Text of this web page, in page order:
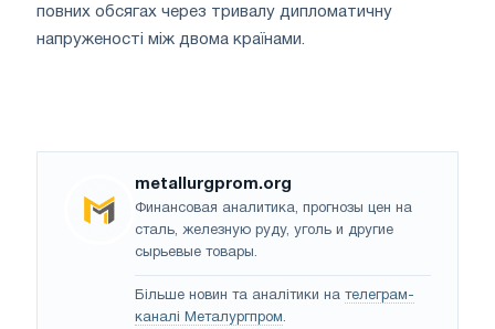
повних обсягах через тривалу дипломатичну
напруженості між двома країнами.
metallurgprom.org
Финансовая аналитика, прогнозы цен на
сталь, железную руду, уголь и другие
сырьевые товары.
Більше новин та аналітики на телеграм-
каналі Металургпром.